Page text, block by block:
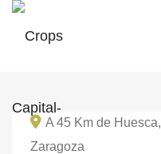
A 45 Km de
Zaragoza